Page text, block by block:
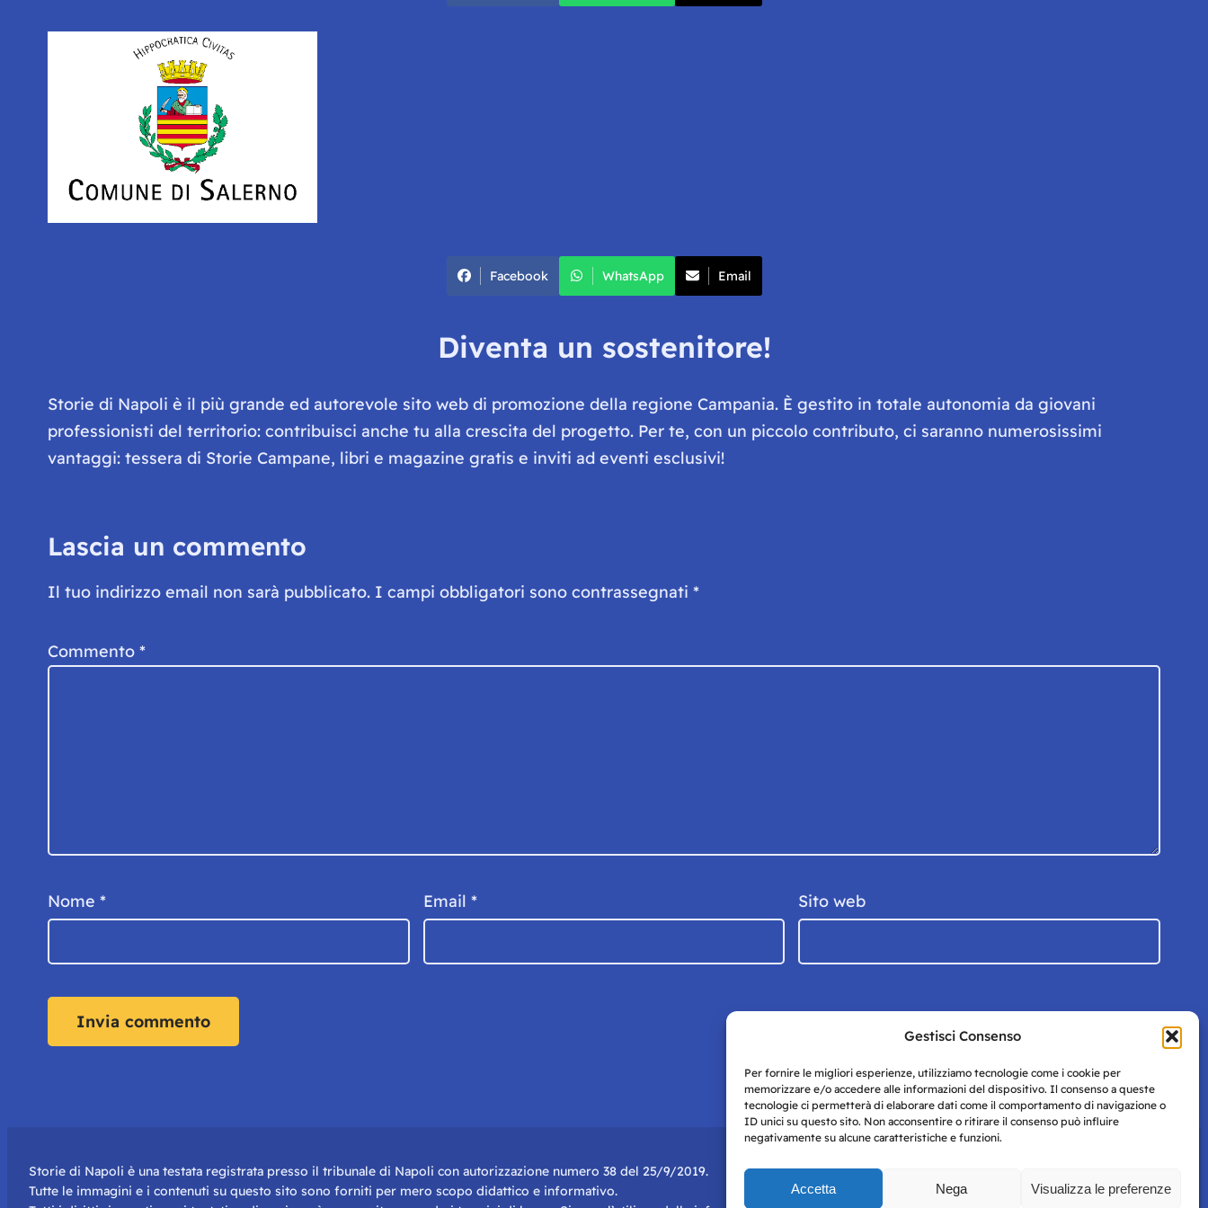
Gestisci Consenso
Per fornire le migliori esperienze, utilizziamo tecnologie come i cookie per
memorizzare e/o accedere alle informazioni del dispositivo. Il consenso a queste
tecnologie ci permetterà di elaborare dati come il comportamento di navigazione o
ID unici su questo sito. Non acconsentire o ritirare il consenso può influire
negativamente su alcune caratteristiche e funzioni.
Accetta Nega Visualizza le preferenze
Facebook WhatsApp Email
Diventa un sostenitore!
Storie di Napoli è il più grande ed autorevole sito web di promozione della regione Campania. È gestito in totale autonomia da giovani
professionisti del territorio: contribuisci anche tu alla crescita del progetto. Per te, con un piccolo contributo, ci saranno numerosissimi
vantaggi: tessera di Storie Campane, libri e magazine gratis e inviti ad eventi esclusivi!
Lascia un commento
Il tuo indirizzo email non sarà pubblicato. I campi obbligatori sono contrassegnati *
Commento *
Nome * Email * Sito web
Storie di Napoli è una testata registrata presso il tribunale di Napoli con autorizzazione numero 38 del 25/9/2019.
Tutte le immagini e i contenuti su questo sito sono forniti per mero scopo didattico e informativo.